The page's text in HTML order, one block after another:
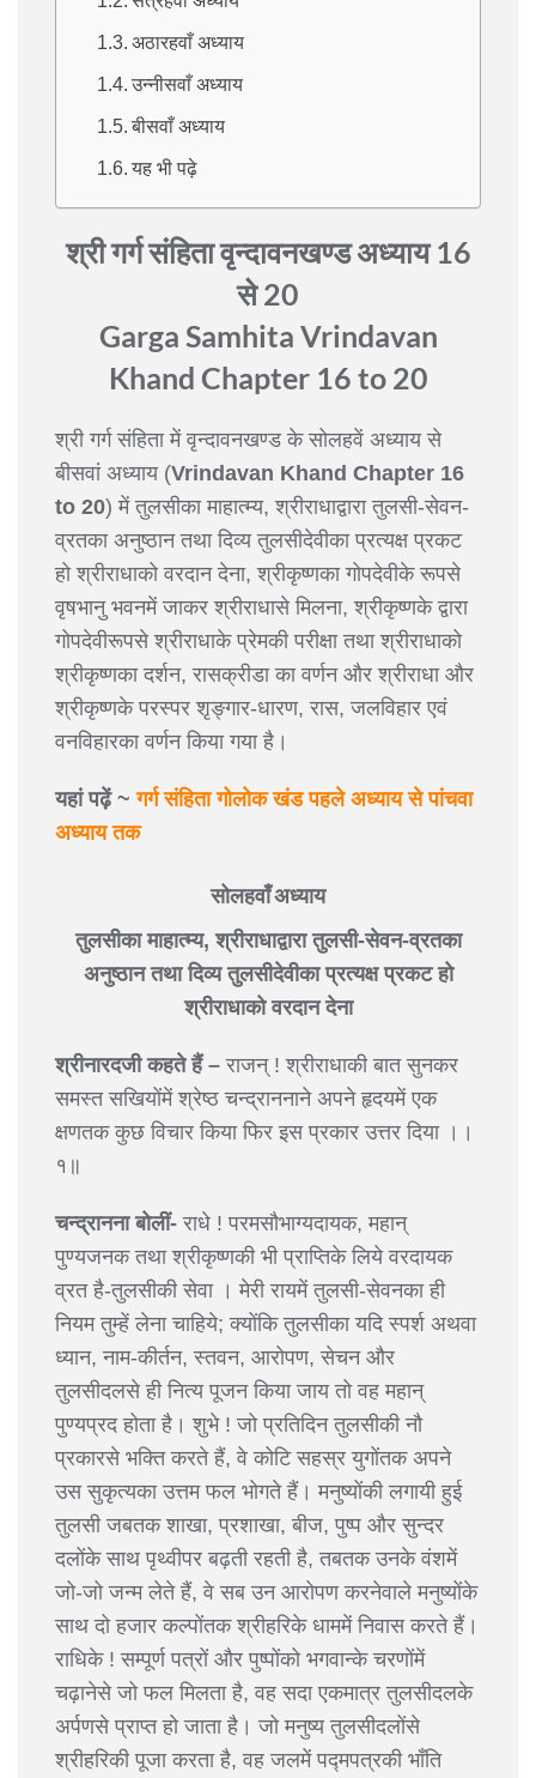
अठारहवाँ अध्याय
उन्नीसवाँ अध्याय
बीसवाँ अध्याय
यह भी पढ़े
श्री गर्ग संहिता वृन्दावनखण्ड अध्याय 16
से 20
Garga Samhita Vrindavan
Khand Chapter 16 to 20
श्री गर्ग संहिता में वृन्दावनखण्ड के सोलहवें अध्याय से
बीसवां अध्याय (Vrindavan Khand Chapter 16
to 20) में तुलसीका माहात्म्य, श्रीराधाद्वारा तुलसी-सेवन-
व्रतका अनुष्ठान तथा दिव्य तुलसीदेवीका प्रत्यक्ष प्रकट
हो श्रीराधाको वरदान देना, श्रीकृष्णका गोपदेवीके रूपसे
वृषभानु भवनमें जाकर श्रीराधासे मिलना, श्रीकृष्णके द्वारा
गोपदेवीरूपसे श्रीराधाके प्रेमकी परीक्षा तथा श्रीराधाको
श्रीकृष्णका दर्शन, रासक्रीडा का वर्णन और श्रीराधा और
श्रीकृष्णके परस्पर शृङ्गार-धारण, रास, जलविहार एवं
वनविहारका वर्णन किया गया है।
यहां पढ़ें ~गर्ग संहिता गोलोक खंड पहले अध्याय से पांचवा
अध्याय तक
सोलहवाँ अध्याय
तुलसीका माहात्म्य, श्रीराधाद्वारा तुलसी-सेवन-व्रतका
अनुष्ठान तथा दिव्य तुलसीदेवीका प्रत्यक्ष प्रकट हो
श्रीराधाको वरदान देना
श्रीनारदजी कहते हैं – राजन् ! श्रीराधाकी बात सुनकर
समस्त सखियोंमें श्रेष्ठ चन्द्राननाने अपने हृदयमें एक
क्षणतक कुछ विचार किया फिर इस प्रकार उत्तर दिया ।।
१॥
चन्द्रानना बोलीं- राधे ! परमसौभाग्यदायक, महान्
पुण्यजनक तथा श्रीकृष्णकी भी प्राप्तिके लिये वरदायक
व्रत है-तुलसीकी सेवा । मेरी रायमें तुलसी-सेवनका ही
नियम तुम्हें लेना चाहिये; क्योंकि तुलसीका यदि स्पर्श अथवा
ध्यान, नाम-कीर्तन, स्तवन, आरोपण, सेचन और
तुलसीदलसे ही नित्य पूजन किया जाय तो वह महान्
पुण्यप्रद होता है। शुभे ! जो प्रतिदिन तुलसीकी नौ
प्रकारसे भक्ति करते हैं, वे कोटि सहस्र युगोंतक अपने
उस सुकृत्यका उत्तम फल भोगते हैं। मनुष्योंकी लगायी हुई
तुलसी जबतक शाखा, प्रशाखा, बीज, पुष्प और सुन्दर
दलोंके साथ पृथ्वीपर बढ़ती रहती है, तबतक उनके वंशमें
जो-जो जन्म लेते हैं, वे सब उन आरोपण करनेवाले मनुष्योंके
साथ दो हजार कल्पोंतक श्रीहरिके धाममें निवास करते हैं।
राधिके ! सम्पूर्ण पत्रों और पुष्पोंको भगवान्के चरणोंमें
चढ़ानेसे जो फल मिलता है, वह सदा एकमात्र तुलसीदलके
अर्पणसे प्राप्त हो जाता है। जो मनुष्य तुलसीदलोंसे
श्रीहरिकी पूजा करता है, वह जलमें पद्मपत्रकी भाँति